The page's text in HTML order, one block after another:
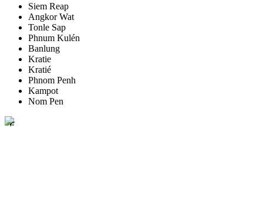
Siem Reap
Angkor Wat
Tonle Sap
Phnum Kulén
Banlung
Kratie
Kratié
Phnom Penh
Kampot
Nom Pen